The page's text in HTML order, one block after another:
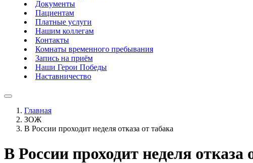
Документы
Пациентам
Платные услуги
Нашим коллегам
Контакты
Комнаты временного пребывания
Запись на приём
Наши Герои Победы
Наставничество
Главная
ЗОЖ
В России проходит неделя отказа от табака
В России проходит неделя отказа